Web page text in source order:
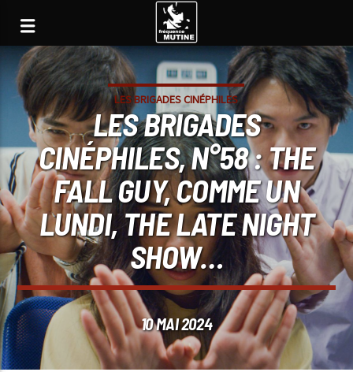
LES BRIGADES CINÉPHILES
LES BRIGADES
CINÉPHILES, N°58 : THE
FALL GUY, COMME UN
LUNDI, THE LATE NIGHT
SHOW…
10 MAI 2024